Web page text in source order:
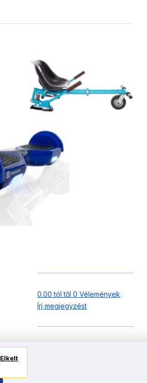
0.00 tól től 0 Vélemények
Írj megjegyzést
Elkelt
és autonómia